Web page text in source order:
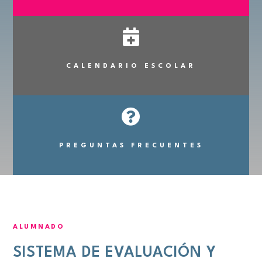

CALENDARIO ESCOLAR

PREGUNTAS FRECUENTES
ALUMNADO
SISTEMA DE EVALUACIÓN Y